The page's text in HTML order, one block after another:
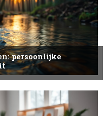
persoonlijke